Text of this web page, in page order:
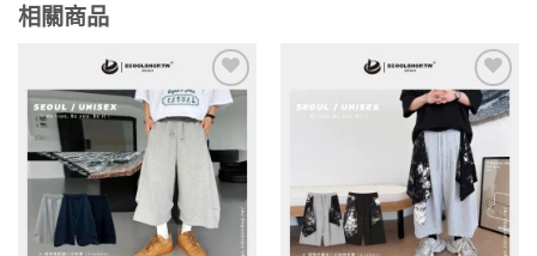
相關商品
Add to
wishlist
Add to
wishlist